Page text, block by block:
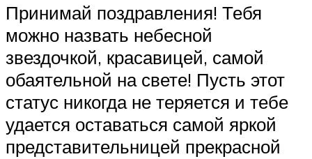
Принимай поздравления! Тебя
можно назвать небесной
звездочкой, красавицей, самой
обаятельной на свете! Пусть этот
статус никогда не теряется и тебе
удается оставаться самой яркой
представительницей прекрасной